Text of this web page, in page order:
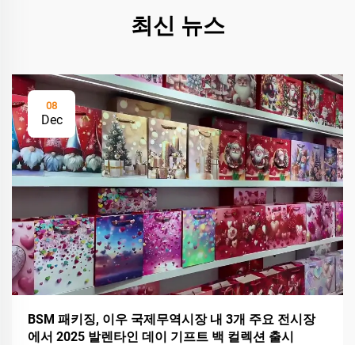
최신 뉴스
08
Dec
BSM 패키징, 이우 국제무역시장 내 3개 주요 전시장
에서 2025 발렌타인 데이 기프트 백 컬렉션 출시